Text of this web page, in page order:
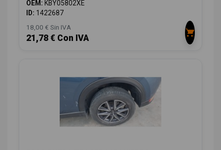
OEM: KBY05802XE
ID: 1422687
18,00 € Sin IVA
21,78 € Con IVA